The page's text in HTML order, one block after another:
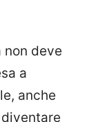
non deve
a
anche